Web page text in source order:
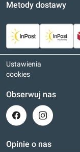
Metody dostawy
Ustawienia
cookies
Obserwuj nas
Opinie o nas